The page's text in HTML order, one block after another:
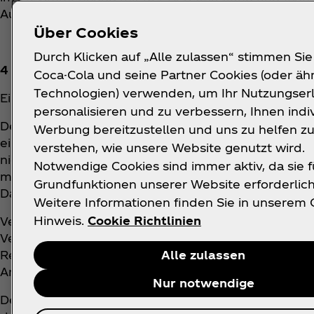
Ausschluss der Haftung für grobe Fahrlässigkeit
4 SONSTIGES
Eine Barauszahlung der Preise ist
Der Veranstalter behält sich das Recht vor, die
einzustellen oder auszusetzen, falls
nicht ausschließlich, das Auftreten eines
mechanische oder technische Probleme, die
Datenverluste insbesondere im Wege der
Verstößt ein/eine Teilnehmer*in gegen diese
Veranstalter von der Teilnahme ausschließen,
Recht, Accounts bei Verdachts- oder Betrugsfällen
Anspruch auf bereits gewonnene Gewinne besteht
Der/die Teilnehmer*in erklärt sich damit
Über Cookies
Durch Klicken auf „Alle zulassen“ stimmen
Coca-Cola und seine Partner Cookies (oder
Technologien) verwenden, um Ihr
personalisieren und zu verbessern, Ihnen
Werbung bereitzustellen und uns zu helfen zu
verstehen, wie unsere Website genutzt wird.
Notwendige Cookies sind immer aktiv, da sie
Grundfunktionen unserer Website
Weitere Informationen finden Sie in unserem
Hinweis. Cookie Richtlinien
Alle zulassen
Nur notwendige